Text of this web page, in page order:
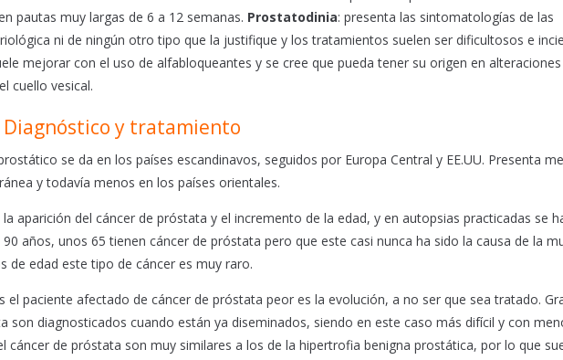
pautas muy largas de 6 a 12 semanas. Prostatodinia: presenta las sintomatologías de las
ni de ningún otro tipo que la justifique y los tratamientos suelen ser dificultosos e
mejorar con el uso de alfabloqueantes y se cree que pueda tener su origen en alteraciones
cuello vesical.
y tratamiento
se da en los países escandinavos, seguidos por Europa Central y EE.UU. Presenta
y todavía menos en los países orientales.
aparición del cáncer de próstata y el incremento de la edad, y en autopsias practicadas se
años, unos 65 tienen cáncer de próstata pero que este casi nunca ha sido la causa de la
de edad este tipo de cáncer es muy raro.
el paciente afectado de cáncer de próstata peor es la evolución, a no ser que sea tratado.
son diagnosticados cuando están ya diseminados, siendo en este caso más difícil y con
cáncer de próstata son muy similares a los de la hipertrofia benigna prostática, por lo que